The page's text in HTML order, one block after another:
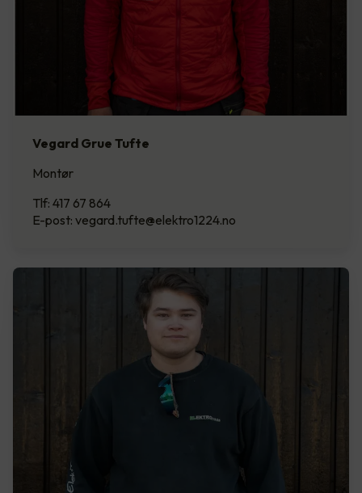
Vegard Grue Tufte
Montør
Tlf: 417 67 864
E-post: vegard.tufte@elektro1224.no